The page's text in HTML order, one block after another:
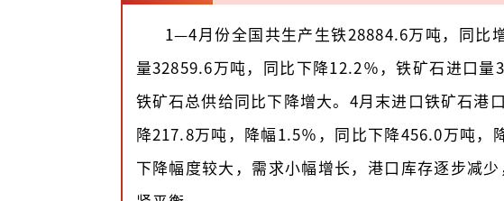
1—4月份全国共生产生铁28884.6万吨，同比
量32859.6万吨，同比下降12.2％，铁矿石进口量
铁矿石总供给同比下降增大。4月末进口铁矿石港
降217.8万吨，降幅1.5％，同比下降456.0万吨，
下降幅度较大，需求小幅增长，港口库存逐步减